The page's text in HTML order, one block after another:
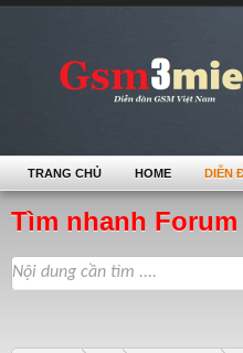
Tìm nhanh Forum
TRANG CHỦ HOME DIỄN